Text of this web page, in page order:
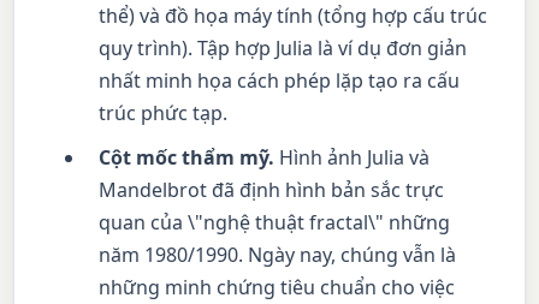
thể) và đồ họa máy tính (tổng hợp cấu trúc
quy trình). Tập hợp Julia là ví dụ đơn giản
nhất minh họa cách phép lặp tạo ra cấu
trúc phức tạp.
Cột mốc thẩm mỹ. Hình ảnh Julia và
Mandelbrot đã định hình bản sắc trực
quan của \"nghệ thuật fractal\" những
năm 1980/1990. Ngày nay, chúng vẫn là
những minh chứng tiêu chuẩn cho việc